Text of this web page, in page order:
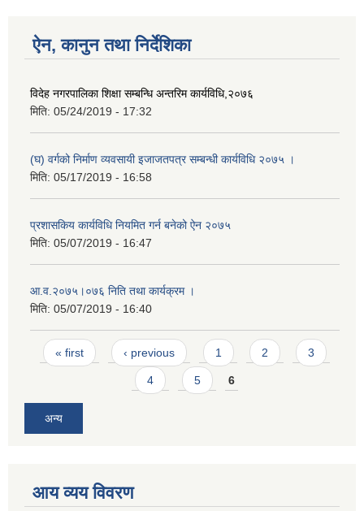
ऐन, कानुन तथा निर्देशिका
विदेह नगरपालिका शिक्षा सम्बन्धि अन्तरिम कार्यविधि,२०७६
मिति: 05/24/2019 - 17:32
(घ) वर्गको निर्माण व्यवसायी इजाजतपत्र सम्बन्धी कार्यविधि २०७५ ।
मिति: 05/17/2019 - 16:58
प्रशासकिय कार्यविधि नियमित गर्न बनेको ऐन २०७५
मिति: 05/07/2019 - 16:47
आ.व.२०७५।०७६ निति तथा कार्यक्रम ।
मिति: 05/07/2019 - 16:40
Pages
« first ‹ previous 1 2 3
4 5 6
अन्य
आय व्यय विवरण